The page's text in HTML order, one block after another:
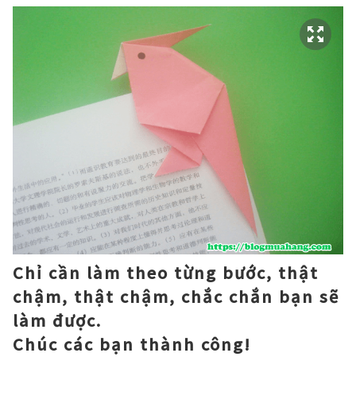
Chỉ cần làm theo từng bước, thật
chậm, thật chậm, chắc chắn bạn sẽ
làm được.
Chúc các bạn thành công!